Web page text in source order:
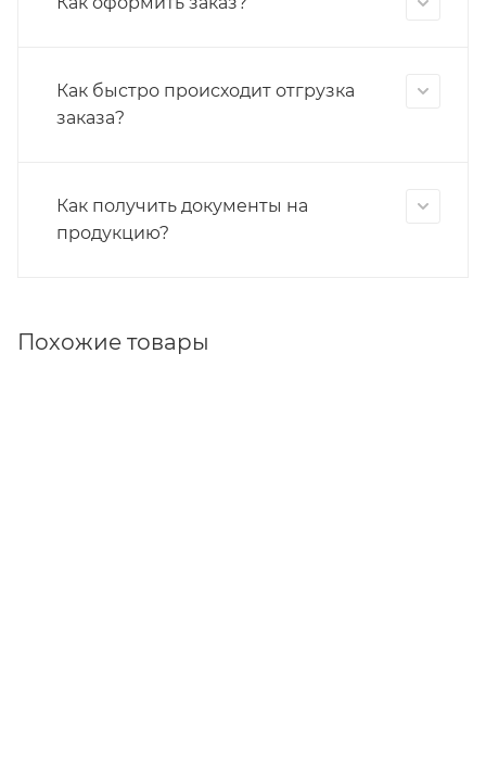
Как быстро происходит отгрузка
заказа?
Как получить документы на
продукцию?
Похожие товары